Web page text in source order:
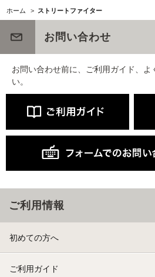
ホーム > ストリートファイター
お問い合わせ
お問い合わせ前に、ご利用ガイド、よ
い。
ご利用情報
初めての方へ
ご利用ガイド